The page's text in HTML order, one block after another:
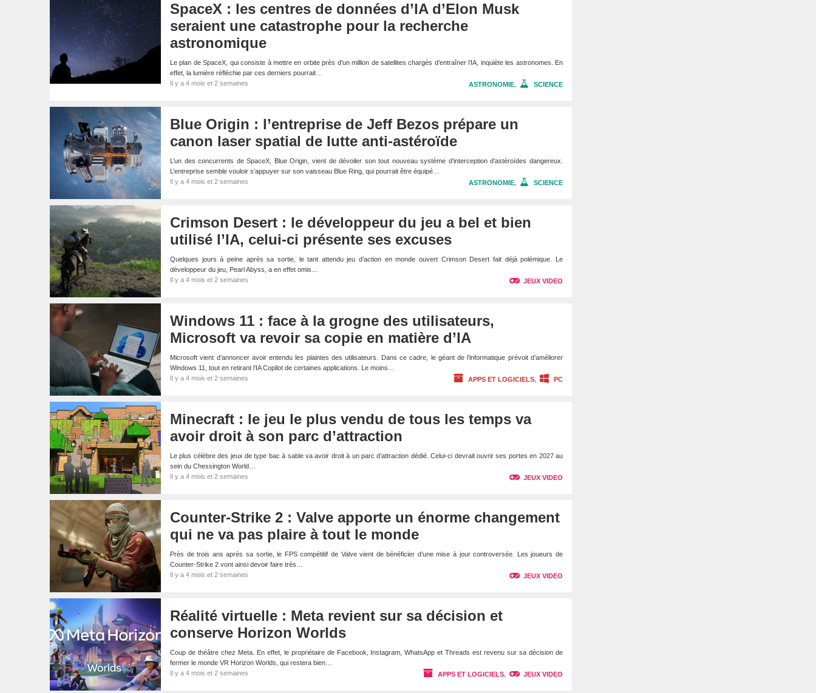
SpaceX : les centres de données d’IA d’Elon Musk
seraient une catastrophe pour la recherche
astronomique
Le plan de SpaceX, qui consiste à mettre en orbite près d’un million de satellites chargés d’entraîner l’IA, inquiète les astronomes. En
effet, la lumière réfléchie par ces derniers pourrait…
Il y a 4 mois et 2 semaines
ASTRONOMIE, SCIENCE
Blue Origin : l’entreprise de Jeff Bezos prépare un
canon laser spatial de lutte anti-astéroïde
L’un des concurrents de SpaceX, Blue Origin, vient de dévoiler son tout nouveau système d’interception d’astéroïdes dangereux.
L’entreprise semble vouloir s’appuyer sur son vaisseau Blue Ring, qui pourrait être équipé…
Il y a 4 mois et 2 semaines
ASTRONOMIE, SCIENCE
Crimson Desert : le développeur du jeu a bel et bien
utilisé l’IA, celui-ci présente ses excuses
Quelques jours à peine après sa sortie, le tant attendu jeu d’action en monde ouvert Crimson Desert fait déjà polémique. Le
développeur du jeu, Pearl Abyss, a en effet omis…
Il y a 4 mois et 2 semaines
JEUX VIDEO
Windows 11 : face à la grogne des utilisateurs,
Microsoft va revoir sa copie en matière d’IA
Microsoft vient d’annoncer avoir entendu les plaintes des utilisateurs. Dans ce cadre, le géant de l’informatique prévoit d’améliorer
Windows 11, tout en retirant l’IA Copilot de certaines applications. Le moins…
Il y a 4 mois et 2 semaines
APPS ET LOGICIELS, PC
Minecraft : le jeu le plus vendu de tous les temps va
avoir droit à son parc d’attraction
Le plus célèbre des jeux de type bac à sable va avoir droit à un parc d’attraction dédié. Celui-ci devrait ouvrir ses portes en 2027 au
sein du Chessington World…
Il y a 4 mois et 2 semaines
JEUX VIDEO
Counter-Strike 2 : Valve apporte un énorme changement
qui ne va pas plaire à tout le monde
Près de trois ans après sa sortie, le FPS compétitif de Valve vient de bénéficier d’une mise à jour controversée. Les joueurs de
Counter-Strike 2 vont ainsi devoir faire très…
Il y a 4 mois et 2 semaines
JEUX VIDEO
Réalité virtuelle : Meta revient sur sa décision et
conserve Horizon Worlds
Coup de théâtre chez Meta. En effet, le propriétaire de Facebook, Instagram, WhatsApp et Threads est revenu sur sa décision de
fermer le monde VR Horizon Worlds, qui restera bien…
Il y a 4 mois et 2 semaines
APPS ET LOGICIELS, JEUX VIDEO